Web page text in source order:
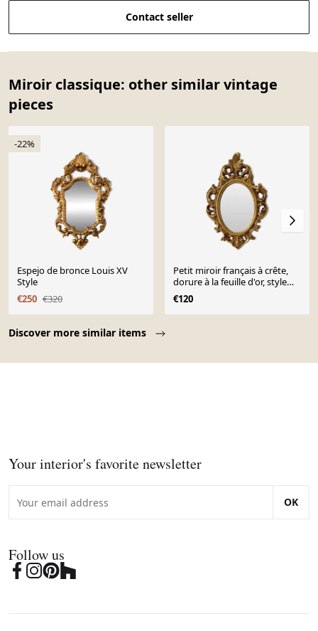
Contact seller
Miroir classique: other similar vintage
pieces
Discover more similar items
-22%
Espejo de bronce Louis XV
Style
€250 €320
Petit miroir français à crête,
dorure à la feuille d'or, style
baroque, 35 cm
€120
Your interior's favorite newsletter
OK
Follow us